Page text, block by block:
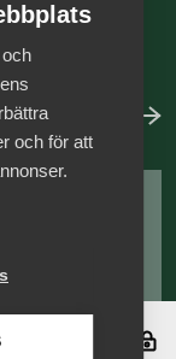
digitala
och för att